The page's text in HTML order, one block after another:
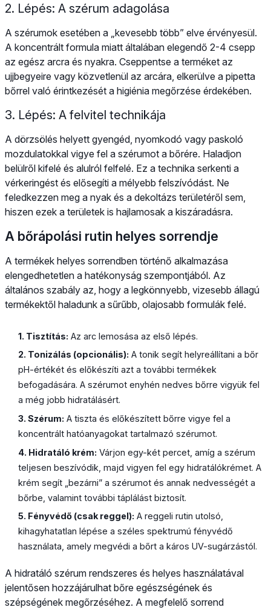
2. Lépés: A szérum adagolása
A szérumok esetében a „kevesebb több” elve érvényesül.
A koncentrált formula miatt általában elegendő 2-4 csepp
az egész arcra és nyakra. Cseppentse a terméket az
ujjbegyeire vagy közvetlenül az arcára, elkerülve a pipetta
bőrrel való érintkezését a higiénia megőrzése érdekében.
3. Lépés: A felvitel technikája
A dörzsölés helyett gyengéd, nyomkodó vagy paskoló
mozdulatokkal vigye fel a szérumot a bőrére. Haladjon
belülről kifelé és alulról felfelé. Ez a technika serkenti a
vérkeringést és elősegíti a mélyebb felszívódást. Ne
feledkezzen meg a nyak és a dekoltázs területéről sem,
hiszen ezek a területek is hajlamosak a kiszáradásra.
A bőrápolási rutin helyes sorrendje
A termékek helyes sorrendben történő alkalmazása
elengedhetetlen a hatékonyság szempontjából. Az
általános szabály az, hogy a legkönnyebb, vizesebb állagú
termékektől haladunk a sűrűbb, olajosabb formulák felé.
1. Tisztítás: Az arc lemosása az első lépés.
2. Tonizálás (opcionális): A tonik segít helyreállítani a bőr
pH-értékét és előkészíti azt a további termékek
befogadására. A szérumot enyhén nedves bőrre vigyük fel
a még jobb hidratálásért.
3. Szérum: A tiszta és előkészített bőrre vigye fel a
koncentrált hatóanyagokat tartalmazó szérumot.
4. Hidratáló krém: Várjon egy-két percet, amíg a szérum
teljesen beszívódik, majd vigyen fel egy hidratálókrémet. A
krém segít „bezárni” a szérumot és annak nedvességét a
bőrbe, valamint további táplálást biztosít.
5. Fényvédő (csak reggel): A reggeli rutin utolsó,
kihagyhatatlan lépése a széles spektrumú fényvédő
használata, amely megvédi a bőrt a káros UV-sugárzástól.
A hidratáló szérum rendszeres és helyes használatával
jelentősen hozzájárulhat bőre egészségének és
szépségének megőrzéséhez. A megfelelő sorrend